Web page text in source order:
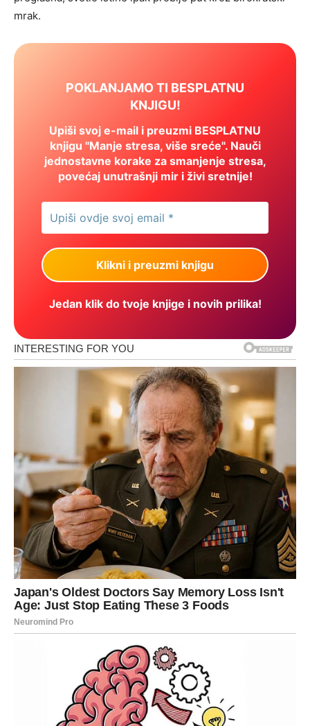
mrak.
POKLANJAMO TI BESPLATNU
KNJIGU!
Upiši svoj e-mail i preuzmi BESPLATNU
knjigu "Manje stresa, više sreće". Nauči
jednostavne korake za smanjenje stresa,
povećaj unutrašnji mir i živi sretnije!
Jedan klik do tvoje knjige i novih prilika!